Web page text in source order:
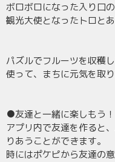
ボロボロになった入り口
観光大使となったトロとあ
パズルでフルーツを収穫
使って、まちに元気を取
●友達と一緒に楽しもう！
アプリ内で友達を作ると
りあうことができます。
時にはポケピから友達の